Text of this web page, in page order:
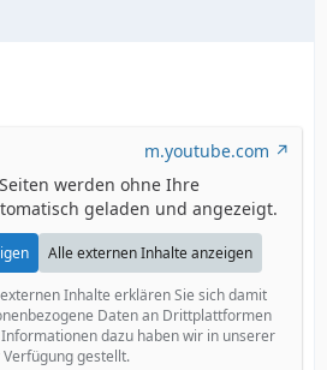
m.youtube.com
werden ohne Ihre
geladen und angezeigt.
Alle externen Inhalte anzeigen
Inhalte erklären Sie sich damit
Daten an Drittplattformen
dazu haben wir in unserer
gestellt.